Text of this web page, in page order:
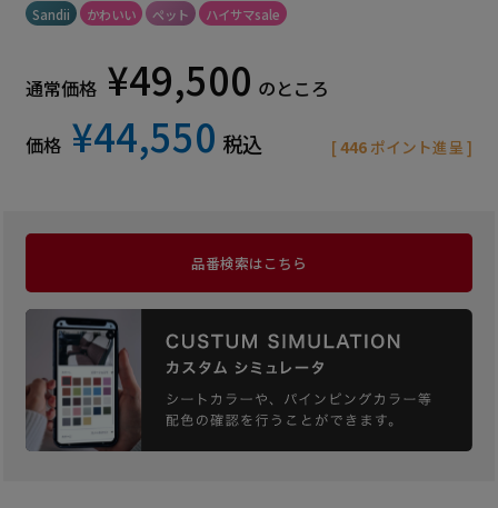
Sandii かわいい ペット ハイサマsale
通常価格 ¥49,500 のところ
価格 ¥44,550 税込 [446 ポイント進呈 ]
品番検索はこちら